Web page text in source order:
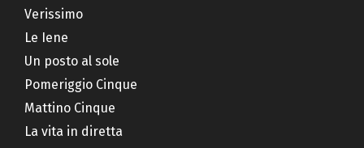
Verissimo
Le Iene
Un posto al sole
Pomeriggio Cinque
Mattino Cinque
La vita in diretta